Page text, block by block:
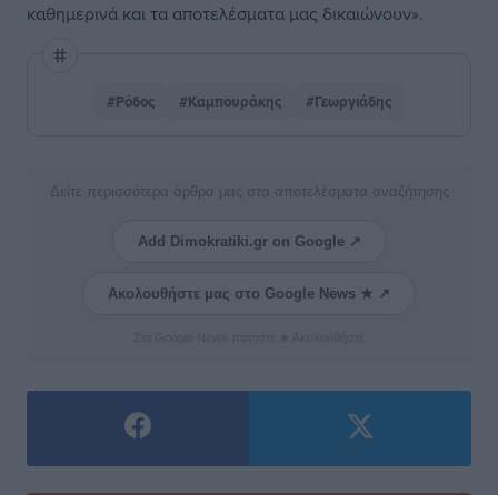
καθημερινά και τα αποτελέσματα μας δικαιώνουν».
#Ρόδος #Καμπουράκης #Γεωργιάδης
Δείτε περισσότερα άρθρα μας στα αποτελέσματα αναζήτησης
Add Dimokratiki.gr on Google ↗
Ακολουθήστε μας στο Google News ★ ↗